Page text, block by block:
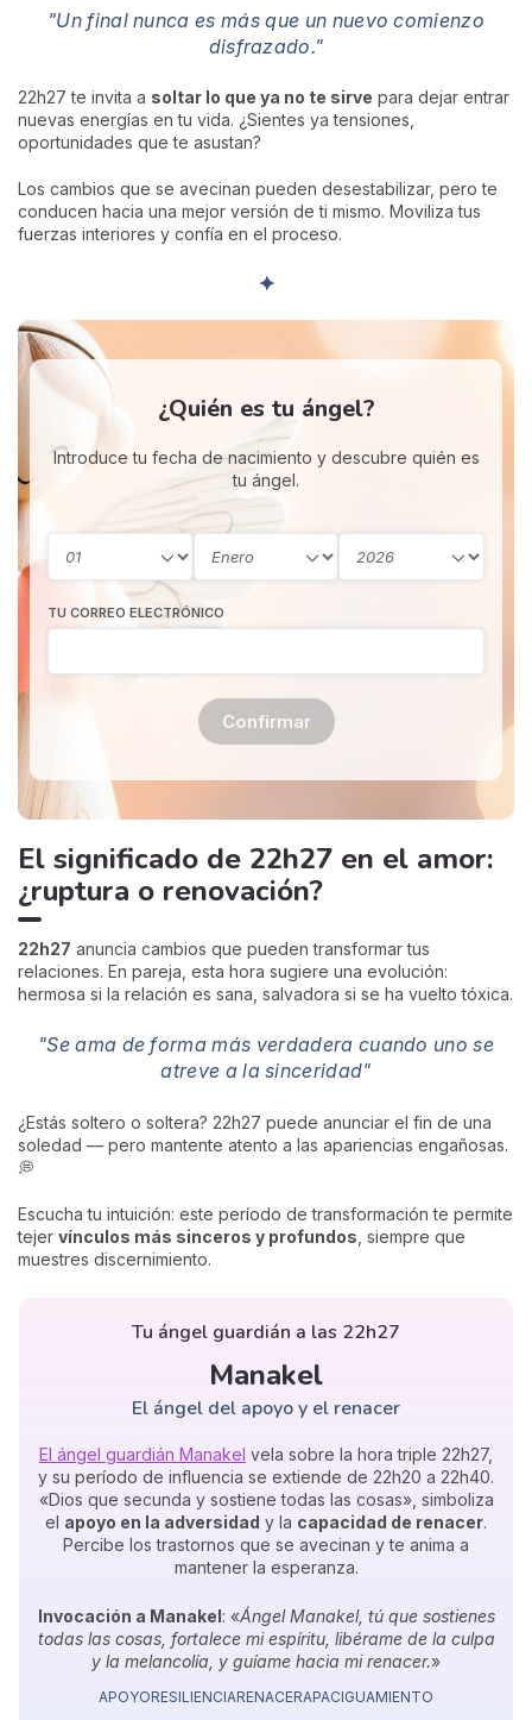
"Un final nunca es más que un nuevo comienzo
disfrazado."
22h27 te invita a soltar lo que ya no te sirve para dejar entrar
nuevas energías en tu vida. ¿Sientes ya tensiones,
oportunidades que te asustan?
Los cambios que se avecinan pueden desestabilizar, pero te
conducen hacia una mejor versión de ti mismo. Moviliza tus
fuerzas interiores y confía en el proceso.
✦
¿Quién es tu ángel?
Introduce tu fecha de nacimiento y descubre quién es
tu ángel.
TU CORREO ELECTRÓNICO
Confirmar
El significado de 22h27 en el amor:
¿ruptura o renovación?
22h27 anuncia cambios que pueden transformar tus
relaciones. En pareja, esta hora sugiere una evolución:
hermosa si la relación es sana, salvadora si se ha vuelto tóxica.
"Se ama de forma más verdadera cuando uno se
atreve a la sinceridad"
¿Estás soltero o soltera? 22h27 puede anunciar el fin de una
soledad — pero mantente atento a las apariencias engañosas.
💭
Escucha tu intuición: este período de transformación te permite
tejer vínculos más sinceros y profundos , siempre que
muestres discernimiento.
Tu ángel guardián a las 22h27
Manakel
El ángel del apoyo y el renacer
El ángel guardián Manakel vela sobre la hora triple 22h27,
y su período de influencia se extiende de 22h20 a 22h40.
«Dios que secunda y sostiene todas las cosas», simboliza
el apoyo en la adversidad y la capacidad de renacer.
Percibe los trastornos que se avecinan y te anima a
mantener la esperanza.
Invocación a Manakel: «Ángel Manakel, tú que sostienes
todas las cosas, fortalece mi espíritu, libérame de la culpa
y la melancolía, y guíame hacia mi renacer.»
APOYORESILIENCIARENACERAPACIGUAMIENTO